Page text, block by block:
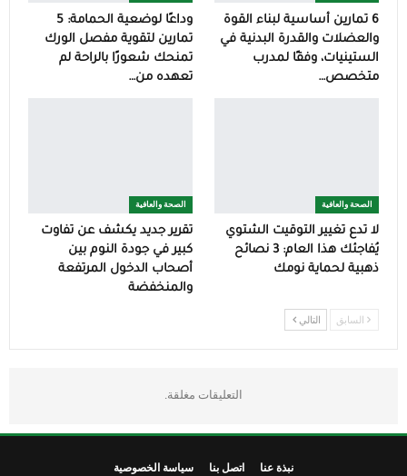
6 تمارين أساسية لبناء القوة
والعضلات والقدرة البدنية في
الستينيات، وفقًا لمدرب
متخصص…
وداعًا لوضعية الحمامة: 5
تمارين لتقوية مفصل الورك
تمنحك شعورًا بالراحة لم
تعهده من…
الصحة والعافية
لا تدع تغيير التوقيت الشتوي
يُفاجئك هذا العام: 3 نصائح
ذهبية لحماية نومك
الصحة والعافية
تقرير جديد يكشف عن تفاوت
كبير في جودة النوم بين
أصحاب الدخول المرتفعة
والمنخفضة
السابق التالي
التعليقات مغلقة.
نبذة عنا اتصل بنا سياسة الخصوصية